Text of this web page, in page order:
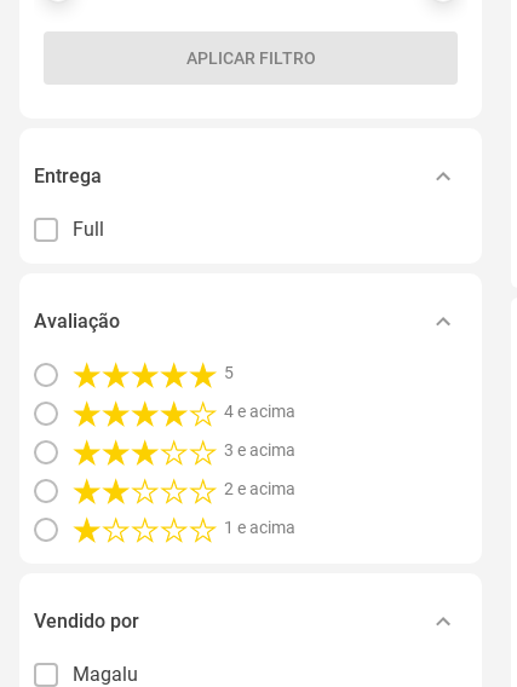
APLICAR FILTRO
Entrega
Full
Avaliação
5
4 e acima
3 e acima
2 e acima
1 e acima
Vendido por
Magalu